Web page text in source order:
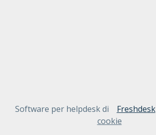
Software per helpdesk di Freshdesk
cookie